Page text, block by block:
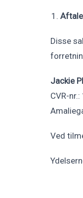
Disse
Jackie
CVR-
Ved